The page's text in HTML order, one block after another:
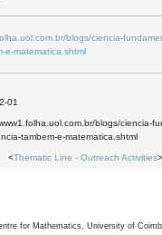
blogs/ciencia-
e-matematica.shtml
01
blogs/ciencia-
tambem-e-matematica.shtml
<Thematic Line - Outreach Activities
for Mathematics, University of